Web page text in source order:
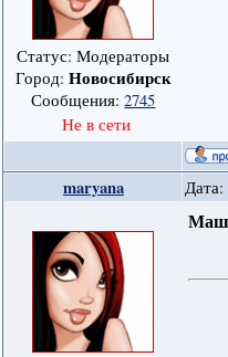
Статус: Модераторы
Город: Новосибирск
Сообщения:2745
Не в сети
maryana